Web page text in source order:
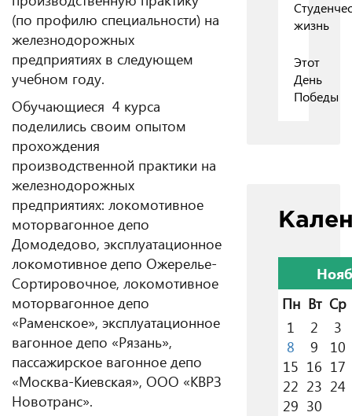
(по профилю специальности) на
железнодорожных
предприятиях в следующем
учебном году.
Обучающиеся 4 курса
поделились своим опытом
прохождения
производственной практики на
железнодорожных
предприятиях: локомотивное
моторвагонное депо
Домодедово, эксплуатационное
локомотивное депо Ожерелье-
Сортировочное, локомотивное
моторвагонное депо
«Раменское», эксплуатационное
вагонное депо «Рязань»,
пассажирское вагонное депо
«Москва-Киевская», ООО «КВРЗ
Новотранс».
жизнь
Этот
День
Победы
Пн Вт Ср
1
2
3
8
9
10
15 16 17
22 23 24
29 30